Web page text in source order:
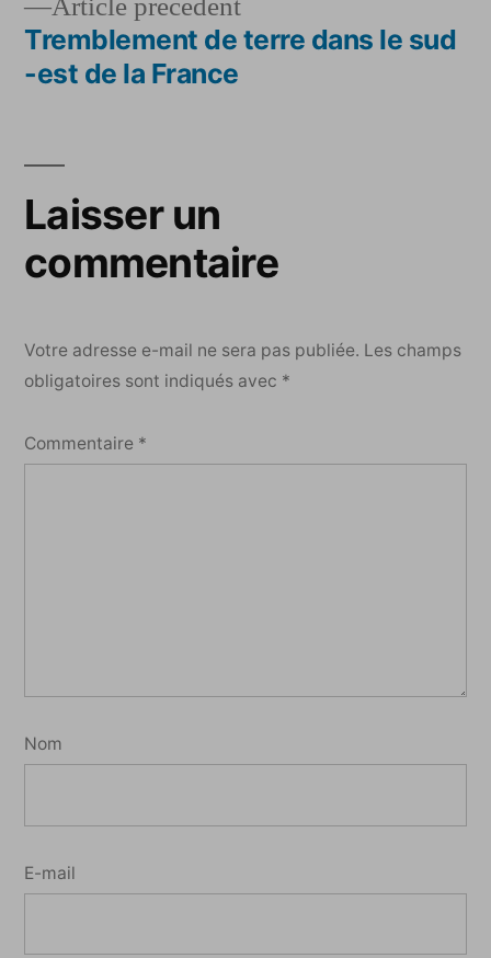
Article précédent
précédent :
Tremblement de terre dans le sud
-est de la France
Laisser un
commentaire
Votre adresse e-mail ne sera pas publiée. Les champs
obligatoires sont indiqués avec *
Commentaire *
Nom
E-mail